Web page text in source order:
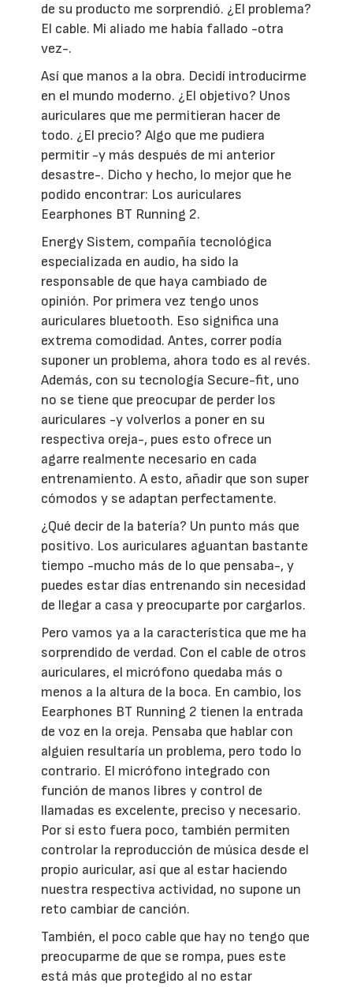
de su producto me sorprendió. ¿El problema?
El cable. Mi aliado me había fallado -otra
vez-.
Así que manos a la obra. Decidí introducirme
en el mundo moderno. ¿El objetivo? Unos
auriculares que me permitieran hacer de
todo. ¿El precio? Algo que me pudiera
permitir -y más después de mi anterior
desastre-. Dicho y hecho, lo mejor que he
podido encontrar: Los auriculares
Eearphones BT Running 2.
Energy Sistem, compañía tecnológica
especializada en audio, ha sido la
responsable de que haya cambiado de
opinión. Por primera vez tengo unos
auriculares bluetooth. Eso significa una
extrema comodidad. Antes, correr podía
suponer un problema, ahora todo es al revés.
Además, con su tecnología Secure-fit, uno
no se tiene que preocupar de perder los
auriculares -y volverlos a poner en su
respectiva oreja-, pues esto ofrece un
agarre realmente necesario en cada
entrenamiento. A esto, añadir que son super
cómodos y se adaptan perfectamente.
¿Qué decir de la batería? Un punto más que
positivo. Los auriculares aguantan bastante
tiempo -mucho más de lo que pensaba-, y
puedes estar días entrenando sin necesidad
de llegar a casa y preocuparte por cargarlos.
Pero vamos ya a la característica que me ha
sorprendido de verdad. Con el cable de otros
auriculares, el micrófono quedaba más o
menos a la altura de la boca. En cambio, los
Eearphones BT Running 2 tienen la entrada
de voz en la oreja. Pensaba que hablar con
alguien resultaría un problema, pero todo lo
contrario. El micrófono integrado con
función de manos libres y control de
llamadas es excelente, preciso y necesario.
Por si esto fuera poco, también permiten
controlar la reproducción de música desde el
propio auricular, así que al estar haciendo
nuestra respectiva actividad, no supone un
reto cambiar de canción.
También, el poco cable que hay no tengo que
preocuparme de que se rompa, pues este
está más que protegido al no estar